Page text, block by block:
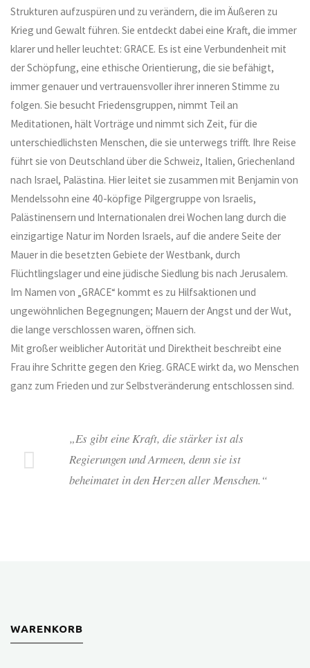
Strukturen aufzuspüren und zu verändern, die im Äußeren zu
Krieg und Gewalt führen. Sie entdeckt dabei eine Kraft, die immer
klarer und heller leuchtet: GRACE. Es ist eine Verbundenheit mit
der Schöpfung, eine ethische Orientierung, die sie befähigt,
immer genauer und vertrauensvoller ihrer inneren Stimme zu
folgen. Sie besucht Friedensgruppen, nimmt Teil an
Meditationen, hält Vorträge und nimmt sich Zeit, für die
unterschiedlichsten Menschen, die sie unterwegs trifft. Ihre Reise
führt sie von Deutschland über die Schweiz, Italien, Griechenland
nach Israel, Palästina. Hier leitet sie zusammen mit Benjamin von
Mendelssohn eine 40-köpfige Pilgergruppe von Israelis,
Palästinensern und Internationalen drei Wochen lang durch die
einzigartige Natur im Norden Israels, auf die andere Seite der
Mauer in die besetzten Gebiete der Westbank, durch
Flüchtlingslager und eine jüdische Siedlung bis nach Jerusalem.
Im Namen von „GRACE“ kommt es zu Hilfsaktionen und
ungewöhnlichen Begegnungen; Mauern der Angst und der Wut,
die lange verschlossen waren, öffnen sich.
Mit großer weiblicher Autorität und Direktheit beschreibt eine
Frau ihre Schritte gegen den Krieg. GRACE wirkt da, wo Menschen
ganz zum Frieden und zur Selbstveränderung entschlossen sind.
„Es gibt eine Kraft, die stärker ist als
Regierungen und Armeen, denn sie ist
beheimatet in den Herzen aller Menschen.“
WARENKORB